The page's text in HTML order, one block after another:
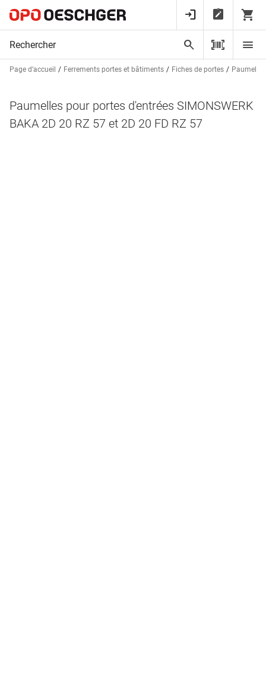
Page d’accueil Ferrements portes et bâtiments Fiches de portes
Paumelles pour portes d'entrées SIMONSWERK
BAKA 2D 20 RZ 57 et 2D 20 FD RZ 57